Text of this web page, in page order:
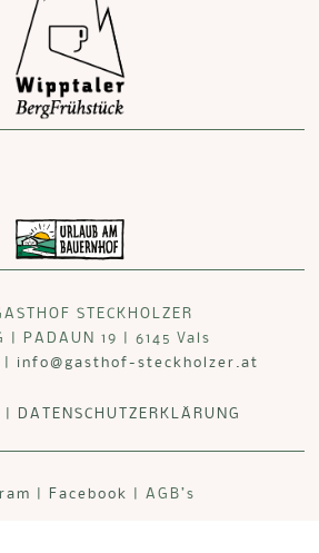
STECKHOLZER
| PADAUN 19 | 6145 Vals
info@gasthof-steckholzer.at
DATENSCHUTZERKLÄRUNG
Facebook | AGB’s